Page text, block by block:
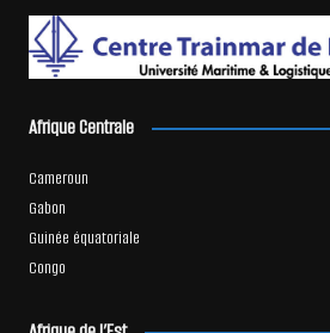
Afrique Centrale
Cameroun
Gabon
Guinée équatoriale
Congo